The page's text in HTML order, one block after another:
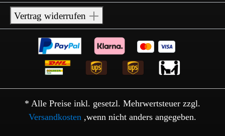
Vertrag widerrufen
* Alle Preise inkl. gesetzl. Mehrwertsteuer zzgl.
Versandkosten ,wenn nicht anders angegeben.